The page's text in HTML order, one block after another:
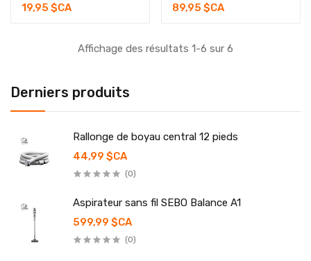
Derniers produits
Rallonge de boyau central 12 pieds
44,99 $CA
(0)
Aspirateur sans fil SEBO Balance A1
599,99 $CA
(0)
19,95 $CA
89,95 $CA
Affichage des résultats 1-6 sur 6